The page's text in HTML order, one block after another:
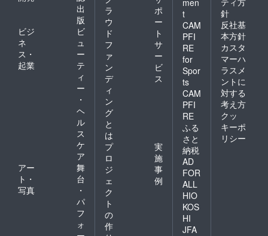
出
版
ビジ
ネ
ス・
起業
ビ
ュ
ー
テ
ィ
ー
・
ヘ
ル
ス
ケ
ア
アー
ト・
写真
舞
台
・
パ
フ
ォ
ラ
ウ
ド
フ
ァ
ン
デ
ィ
ン
グ
と
は
ポ
ー
ト
サ
ー
ビ
ス
プ
ロ
ジ
ェ
ク
ト
の
作
実
施
事
例
men
t
CAM
PFI
RE
for
Spor
ts
CAM
PFI
RE
ふる
さと
納税
AD
FOR
ALL
HIO
KOS
HI
JFA
針
反社基
本方針
カスタ
マーハ
ラスメ
ントに
対する
考え方
クッ
キーポ
リシー